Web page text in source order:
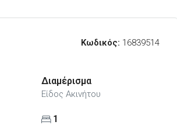
Κωδικός: 16839514
Διαμέρισμα
Είδος Ακινήτου
1